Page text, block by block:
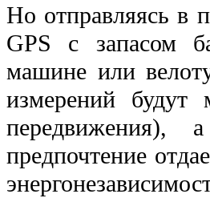
Но отправляясь в
GPS с запасом
машине или
измерений будут
передвижения),
предпочтение